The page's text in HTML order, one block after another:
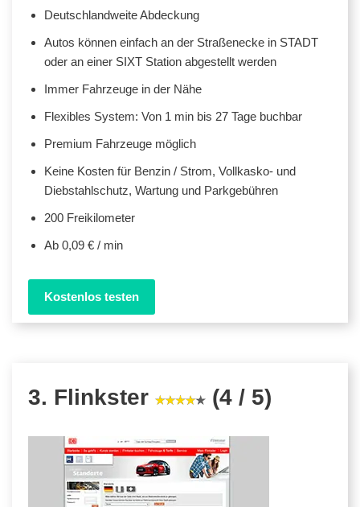
Deutschlandweite Abdeckung
Autos können einfach an der Straßenecke in STADT
oder an einer SIXT Station abgestellt werden
Immer Fahrzeuge in der Nähe
Flexibles System: Von 1 min bis 27 Tage buchbar
Premium Fahrzeuge möglich
Keine Kosten für Benzin / Strom, Vollkasko- und
Diebstahlschutz, Wartung und Parkgebühren
200 Freikilometer
Ab 0,09 € / min
Kostenlos testen
3. Flinkster (4 / 5)